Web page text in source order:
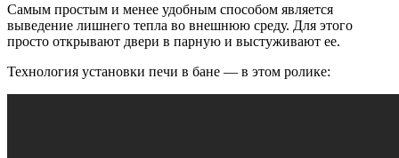
Самым простым и менее удобным способом является
выведение лишнего тепла во внешнюю среду. Для этого
просто открывают двери в парную и выстуживают ее.
Технология установки печи в бане — в этом ролике: